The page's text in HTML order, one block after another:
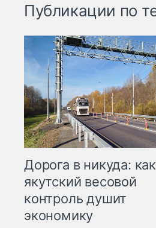
Публикации по
Дорога в никуда: как
якутский весовой
контроль душит
экономику